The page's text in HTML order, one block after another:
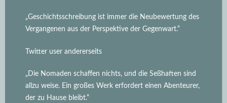
„Geschichtsschreibung ist immer die Neubewertung des
Vergangenen aus der Perspektive der Gegenwart.“
Twitter user andererseits
„Die Nomaden schaffen nichts, und die Seßhaften sind
allzu weise. Ein großes Werk erfordert einen Abenteurer,
der zu Hause bleibt.“